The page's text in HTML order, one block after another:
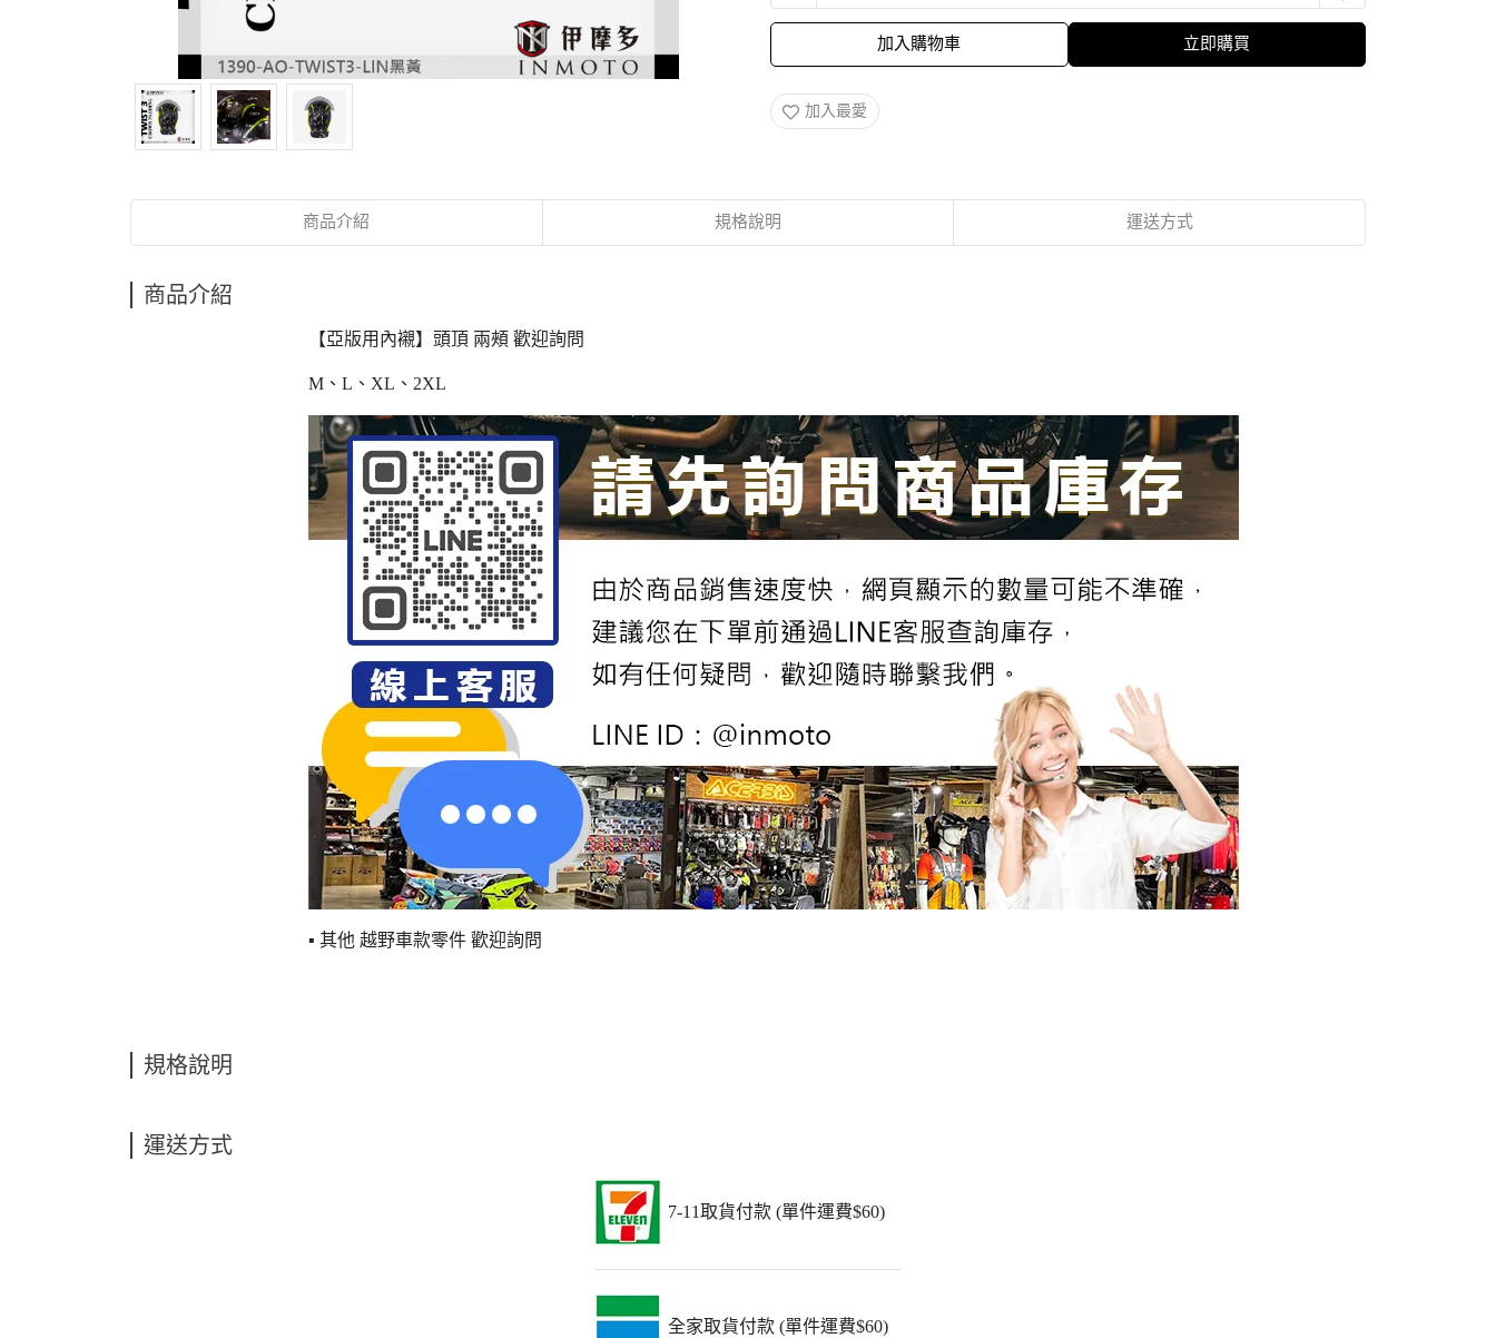
加入購物車 立即購買
加入最愛
商品介紹 規格說明 運送方式
商品介紹
【亞版用內襯】頭頂 兩頰 歡迎詢問
M、L、XL、2XL
▪ 其他 越野車款零件 歡迎詢問
規格說明
運送方式
7-11取貨付款 (單件運費$60)
全家取貨付款 (單件運費$60)